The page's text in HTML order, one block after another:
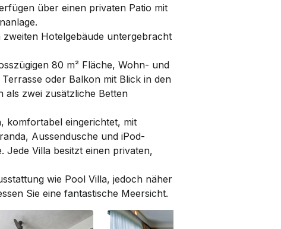
über einen privaten Patio mit
zweiten Hotel­gebäude untergebracht
80 m² Fläche, Wohn- und
oder Bal­kon mit Blick in den
als zwei zusätzliche Betten
komfortabel eingerichtet, mit
Aussendusche und iPod-
Jede Villa besitzt einen privaten,
wie Pool Villa, jedoch näher
Sie eine fantastische Meersicht.